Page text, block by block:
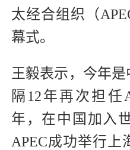
太经合组织（
幕式。
王毅表示，今年
隔12年再次担任
年，在中国加入
APEC成功举行上